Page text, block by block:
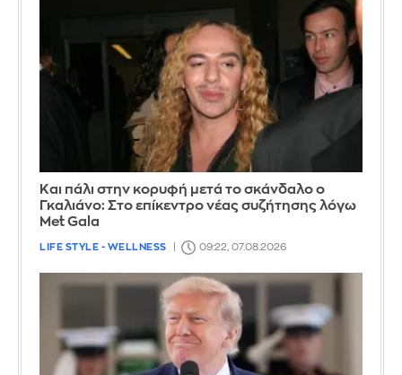
Και πάλι στην κορυφή μετά το σκάνδαλο ο
Γκαλιάνο: Στο επίκεντρο νέας συζήτησης λόγω
Met Gala
LIFE STYLE - WELLNESS 09:22, 07.08.2026